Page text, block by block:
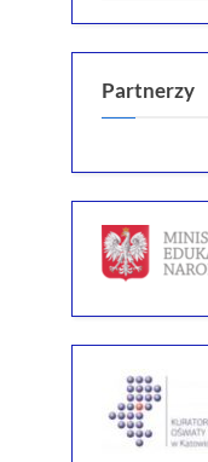
Partnerzy